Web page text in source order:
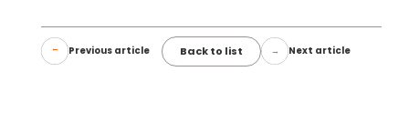
Previous article Back to list Next article